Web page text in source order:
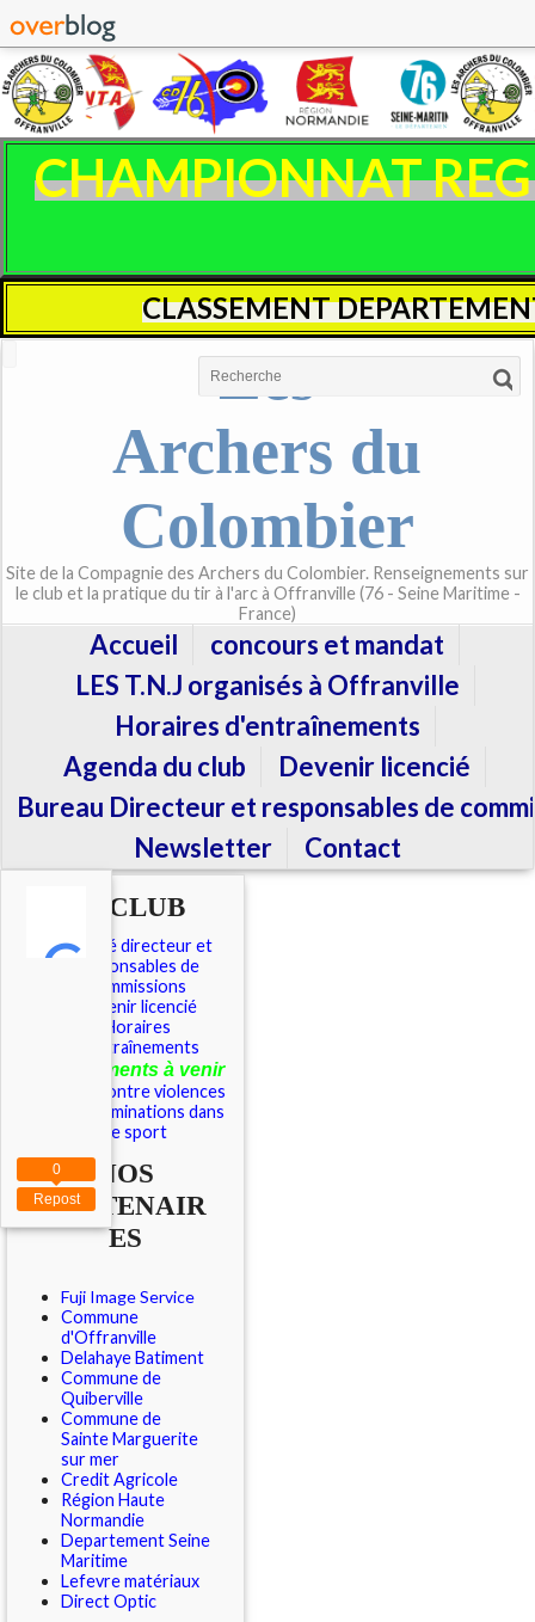
CHAMPIONNAT
CLASSEMENT
Les
Archers du
Colombier
Site de la Compagnie des Archers du Colombier. Renseignements sur
le club et la pratique du tir à l'arc à Offranville (76 - Seine Maritime -
France)
Accueil
concours et mandat
LES T.N.J organisés à Offranville
Horaires d'entraînements
Agenda du club
Devenir licencié
Bureau Directeur et responsables de
Newsletter
Contact
LE CLUB
Comité directeur et
responsables de
commissions
Devenir licencié
Horaires
d'entraînements
vénements à venir
Outils contre violences
et discriminations dans
le sport
NOS
PARTENAIR
ES
Fuji Image Service
Commune
d'Offranville
Delahaye Batiment
Commune de
Quiberville
Commune de
Sainte Marguerite
sur mer
Credit Agricole
Région Haute
Normandie
Departement Seine
Maritime
Lefevre matériaux
Direct Optic
Repost
0